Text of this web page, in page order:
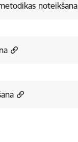
noteikšana